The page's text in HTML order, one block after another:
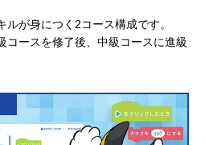
が身につく2コース構成です。
コースを修了後、中級コースに進級